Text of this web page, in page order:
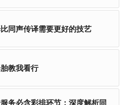
同声传译需要更好的技艺
教我看行
务必含彩排环节：深度解析同